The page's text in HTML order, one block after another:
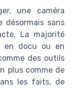
une caméra
désormais sans
La majorité
en docu ou en
des outils
plus comme de
les faits, de